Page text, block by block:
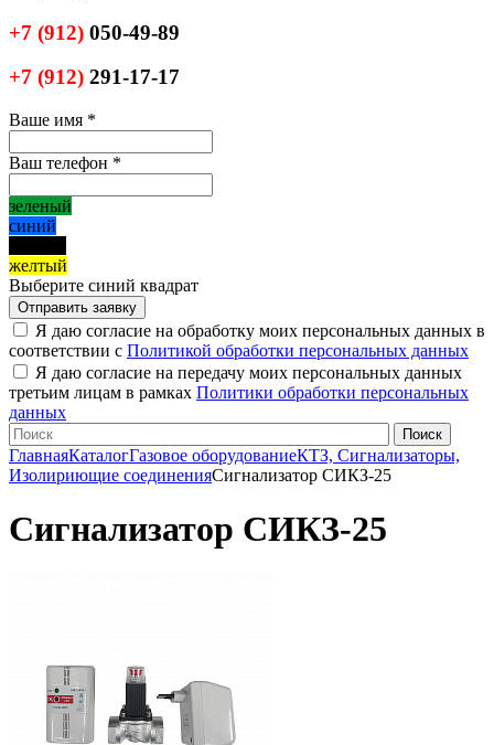
+7 (912) 050-49-89
+7 (912) 291-17-17
Ваше имя *
Ваш телефон *
зеленый
синий
желтый
Выберите синий квадрат
Я даю согласие на обработку моих персональных данных в
соответствии с Политикой обработки персональных данных
Я даю согласие на передачу моих персональных данных
третьим лицам в рамках Политики обработки персональных
данных
ГлавнаяКаталогГазовое оборудованиеКТЗ, Сигнализаторы,
Изолириющие соединенияСигнализатор СИКЗ-25
Сигнализатор СИКЗ-25